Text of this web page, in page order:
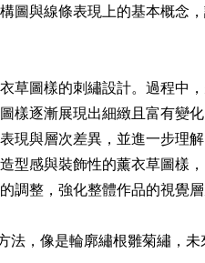
圖與線條表現上的基本概念
圖樣的刺繡設計。過程中，
樣逐漸展現出細緻且富有變
現與層次差異，並進一步理
型感與裝飾性的薰衣草圖樣
調整，強化整體作品的視覺層
，像是輪廓繡根雛菊繡，